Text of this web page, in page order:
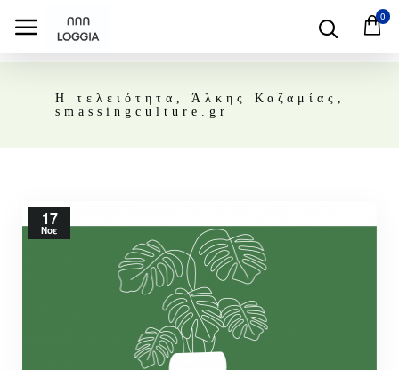
0
Η τελειότητα, Άλκης Καζαμίας,
smassingculture.gr
17
Νοε